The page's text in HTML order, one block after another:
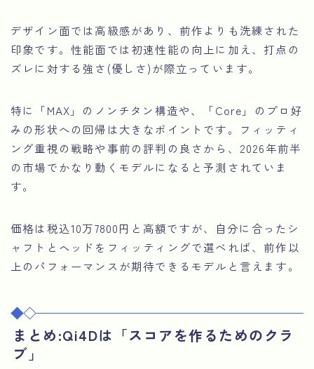
デザイン面では高級感があり、前作よりも洗練された
印象です。性能面では初速性能の向上に加え、打点の
ズレに対する強さ(優しさ)が際立っています。
特に「MAX」のノンチタン構造や、「Core」のプロ好
みの形状への回帰は大きなポイントです。フィッティ
ング重視の戦略や事前の評判の良さから、2026年前半
の市場でかなり動くモデルになると予測されていま
す。
価格は税込10万7800円と高額ですが、自分に合ったシ
ャフトとヘッドをフィッティングで選べれば、前作以
上のパフォーマンスが期待できるモデルと言えます。
まとめ:Qi4Dは「スコアを作るためのクラ
ブ」